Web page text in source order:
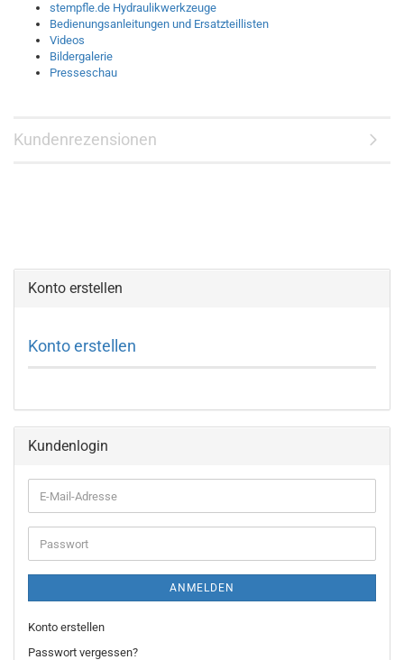
stempfle.de Hydraulikwerkzeuge
Bedienungsanleitungen und Ersatzteillisten
Videos
Bildergalerie
Presseschau
Kundenrezensionen
Konto erstellen
Konto erstellen
Kundenlogin
E-
Mail-
Adresse
Passwort
ANMELDEN
Konto erstellen
Passwort vergessen?